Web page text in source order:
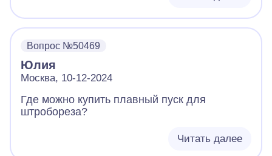
Вопрос №50469
Юлия
Москва, 10-12-2024
Где можно купить плавный пуск для
штробореза?
Читать далее